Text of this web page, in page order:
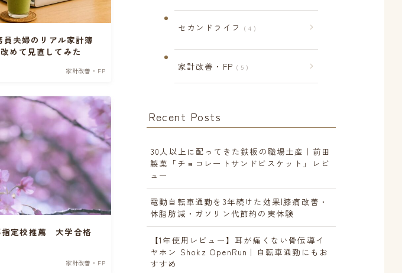
員夫婦のリアル家計簿
めて見直してみた
家計改善・FP
指定校推薦 大学合格
家計改善・FP
セカンドライフ 4
家計改善・FP 5
Recent Posts
30人以上に配ってきた鉄板の職場土産｜前田
製菓「チョコレートサンドビスケット」レビ
ュー
電動自転車通勤を3年続けた効果|膝痛改善・
体脂肪減・ガソリン代節約の実体験
【1年使用レビュー】耳が痛くない骨伝導イ
ヤホン Shokz OpenRun｜自転車通勤にもお
すすめ